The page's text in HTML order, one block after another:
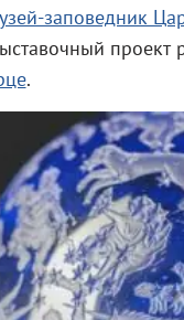
заповедник
проект
.